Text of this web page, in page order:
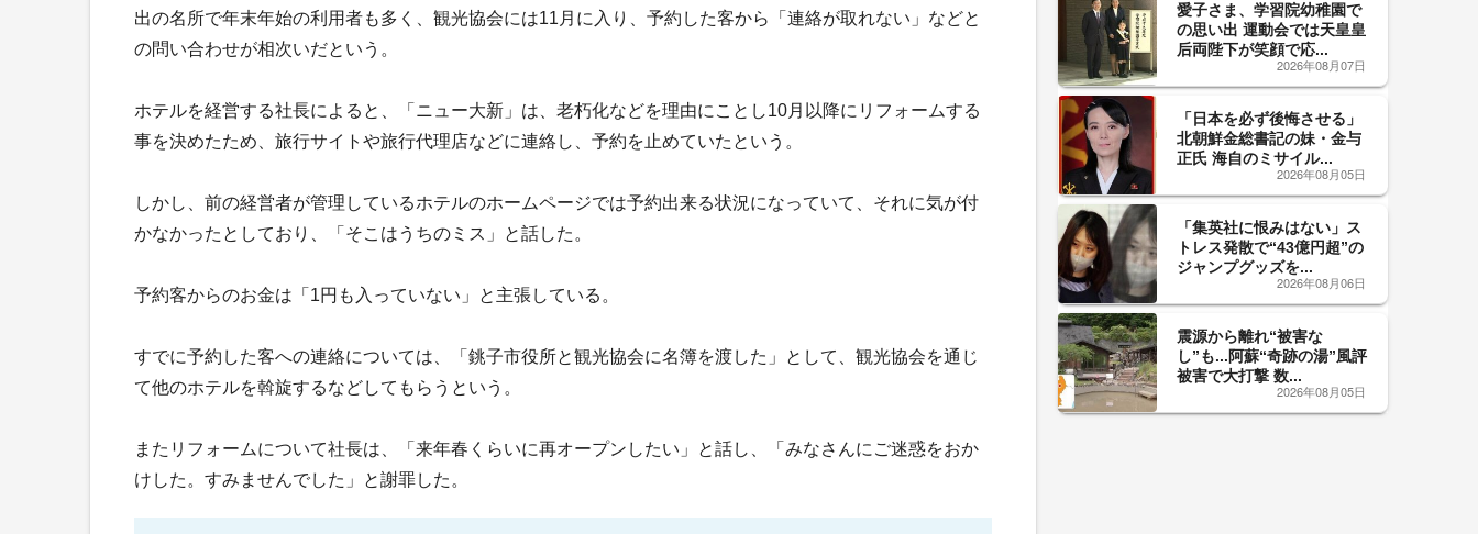
出の名所で年末年始の利用者も多く、観光協会には11月に入り、予約した客から「連絡が取れない」などと
の問い合わせが相次いだという。
ホテルを経営する社長によると、「ニュー大新」は、老朽化などを理由にことし10月以降にリフォームする
事を決めたため、旅行サイトや旅行代理店などに連絡し、予約を止めていたという。
しかし、前の経営者が管理しているホテルのホームページでは予約出来る状況になっていて、それに気が付
かなかったとしており、「そこはうちのミス」と話した。
予約客からのお金は「1円も入っていない」と主張している。
すでに予約した客への連絡については、「銚子市役所と観光協会に名簿を渡した」として、観光協会を通じ
て他のホテルを斡旋するなどしてもらうという。
またリフォームについて社長は、「来年春くらいに再オープンしたい」と話し、「みなさんにご迷惑をおか
けした。すみませんでした」と謝罪した。
愛子さま、学習院幼稚園で
の思い出 運動会では天皇皇
后両陛下が笑顔で応...
2026年08月07日
「日本を必ず後悔させる」
北朝鮮金総書記の妹・金与
正氏 海自のミサイル...
2026年08月05日
「集英社に恨みはない」ス
トレス発散で“43億円超”の
ジャンプグッズを...
2026年08月06日
震源から離れ“被害な
し”も...阿蘇“奇跡の湯”風評
被害で大打撃 数...
2026年08月05日